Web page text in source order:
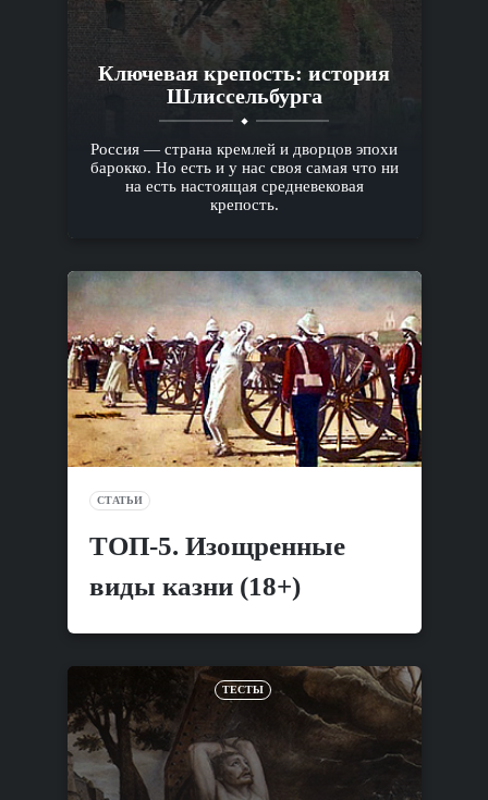
Ключевая крепость: история
Шлиссельбурга
Россия — страна кремлей и дворцов эпохи
барокко. Но есть и у нас своя самая что ни
на есть настоящая средневековая
крепость.
СТАТЬИ
ТОП-5. Изощренные
виды казни (18+)
ТЕСТЫ